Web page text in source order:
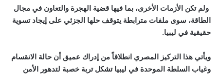
ولم تكن الأزمات الأخرى، بما فيها قضية الهجرة والتعاون في مجال
الطاقة، سوى ملفات مترابطة يتوقف حلها الجزئي على إيجاد تسوية
حقيقية في ليبيا.
ويأتي هذا التركيز المصري انطلاقاً من إدراك عميق أن حالة الانقسام
وغياب السلطة الموحدة في ليبيا تشكل تربة خصبة لتدهور الأمن